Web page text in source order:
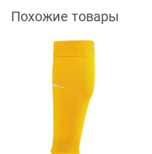
Похожие товары